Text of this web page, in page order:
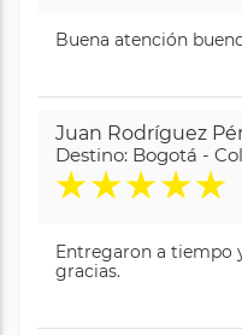
Buena atención
Juan Rodríguez
Destino: Bogotá -
★★★★★
Entregaron a tiempo
gracias.